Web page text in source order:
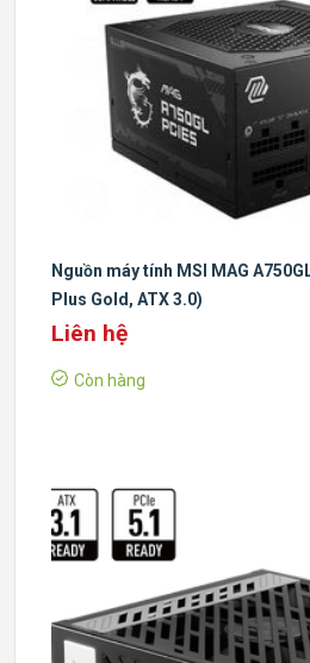
Nguồn máy tính MSI MAG
Plus Gold, ATX 3.0)
Liên hệ
Còn hàng